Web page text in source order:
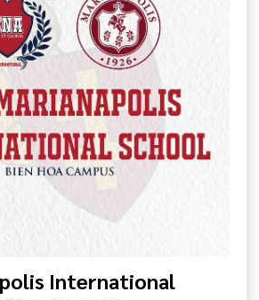
International